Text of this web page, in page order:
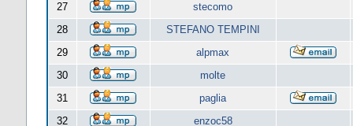
27
stecomo
28
STEFANO TEMPINI
29
alpmax
30
molte
31
paglia
32
enzoc58